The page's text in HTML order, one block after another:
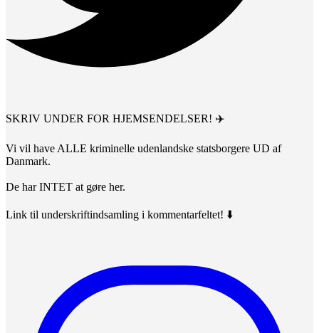
SKRIV UNDER FOR HJEMSENDELSER! ✈️
Vi vil have ALLE kriminelle udenlandske statsborgere UD af
Danmark.
De har INTET at gøre her.
Link til underskriftindsamling i kommentarfeltet! ⬇️